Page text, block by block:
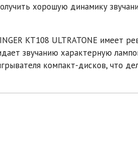
хорошую динамику
KT108 ULTRATONE имеет
звучанию характерную
компакт-дисков, что